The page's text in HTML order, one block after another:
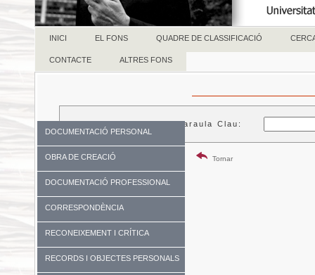
INICI EL FONS QUADRE DE CLASSIFICACIÓ
CONTACTE ALTRES FONS
DOCUMENTACIÓ PERSONAL
OBRA DE CREACIÓ
DOCUMENTACIÓ PROFESSIONAL
CORRESPONDÈNCIA
RECONEIXEMENT I CRÍTICA
RECORDS I OBJECTES PERSONALS
Paraula Clau:
Tornar